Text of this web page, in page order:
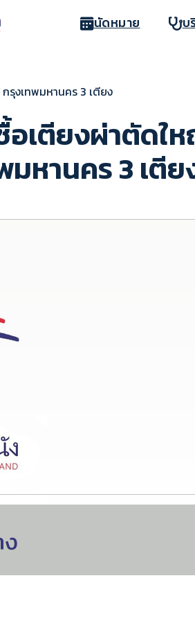
นัดหมาย บ
รุงเทพมหานคร 3 เตียง
ซื้อเตียงผ่าตัด
หานคร 3 เตีย